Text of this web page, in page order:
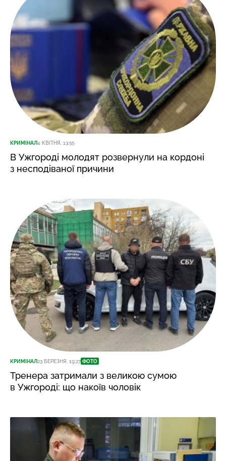
КРИМІНАЛ4 КВІТНЯ, 13:55
В Ужгороді молодят розвернули на кордоні
з несподіваної причини
КРИМІНАЛ23 БЕРЕЗНЯ, 19:27 ФОТО
Тренера затримали з великою сумою
в Ужгороді: що накоїв чоловік